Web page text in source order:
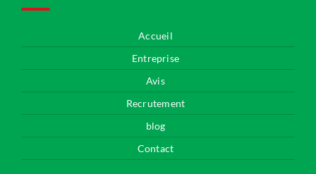
Accueil
Entreprise
Avis
Recrutement
blog
Contact